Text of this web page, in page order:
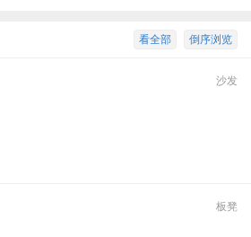
倒序浏览
看全部
沙发
板凳